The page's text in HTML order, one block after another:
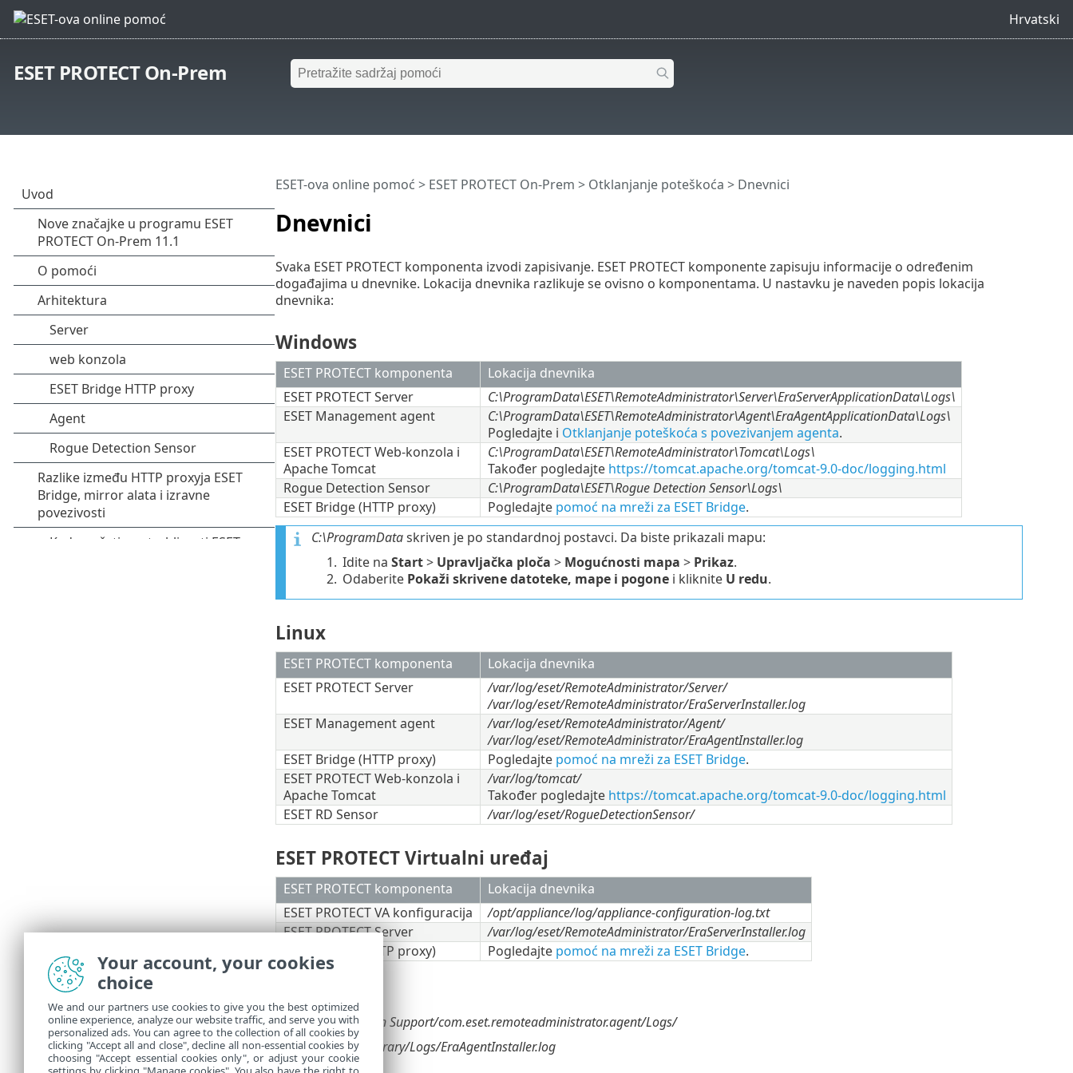
Hrvatski
ESET PROTECT On-Prem
Dnevnici
ESET-ova online pomoć > ESET PROTECT On-Prem > Otklanjanje poteškoća > Dnevnici
Svaka ESET PROTECT komponenta izvodi zapisivanje. ESET PROTECT komponente zapisuju informacije o određenim
događajima u dnevnike. Lokacija dnevnika razlikuje se ovisno o komponentama. U nastavku je naveden popis lokacija
dnevnika:
Windows
ESET PROTECT komponenta
Lokacija dnevnika
ESET PROTECT Server
C:\ProgramData\ESET\RemoteAdministrator\Server\EraServerApplicationData\Logs\
ESET Management agent
C:\ProgramData\ESET\RemoteAdministrator\Agent\EraAgentApplicationData\Logs\
Pogledajte i Otklanjanje poteškoća s povezivanjem agenta.
ESET PROTECT Web-konzola i
Apache Tomcat
C:\ProgramData\ESET\RemoteAdministrator\Tomcat\Logs\
Također pogledajte https://tomcat.apache.org/tomcat-9.0-doc/logging.html
Rogue Detection Sensor
C:\ProgramData\ESET\Rogue Detection Sensor\Logs\
ESET Bridge (HTTP proxy)
Pogledajte pomoć na mreži za ESET Bridge.
C:\ProgramDataskriven je po standardnoj postavci. Da biste prikazali mapu:
1. Idite na Start> Upravljačka ploča > Mogućnosti mapa > Prikaz.
2. Odaberite Pokaži skrivene datoteke, mape i pogonei kliknite U redu.
Linux
ESET PROTECT komponenta
Lokacija dnevnika
ESET PROTECT Server
/var/log/eset/RemoteAdministrator/Server/
/var/log/eset/RemoteAdministrator/EraServerInstaller.log
ESET Management agent
/var/log/eset/RemoteAdministrator/Agent/
/var/log/eset/RemoteAdministrator/EraAgentInstaller.log
ESET Bridge (HTTP proxy)
Pogledajte pomoć na mreži za ESET Bridge.
ESET PROTECT Web-konzola i
Apache Tomcat
/var/log/tomcat/
Također pogledajte https://tomcat.apache.org/tomcat-9.0-doc/logging.html
ESET RD Sensor
/var/log/eset/RogueDetectionSensor/
ESET PROTECT Virtualni uređaj
ESET PROTECT komponenta
Lokacija dnevnika
ESET PROTECT VA konfiguracija
/opt/appliance/log/appliance-configuration-log.txt
ESET PROTECT Server
/var/log/eset/RemoteAdministrator/EraServerInstaller.log
ESET Bridge (HTTP proxy)
Pogledajte pomoć na mreži za ESET Bridge.
/Library/Application Support/com.eset.remoteadministrator.agent/Logs/
/Users/%user%/Library/Logs/EraAgentInstaller.log
Your account, your cookies
choice
We and our partners use cookies to give you the best optimized
online experience, analyze our website traffic, and serve you with
personalized ads. You can agree to the collection of all cookies by
clicking "Accept all and close", decline all non-essential cookies by
choosing "Accept essential cookies only", or adjust your cookie